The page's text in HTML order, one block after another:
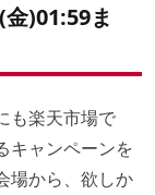
)01:59ま
も楽天市場で
キャンペーンを
場から、欲しか